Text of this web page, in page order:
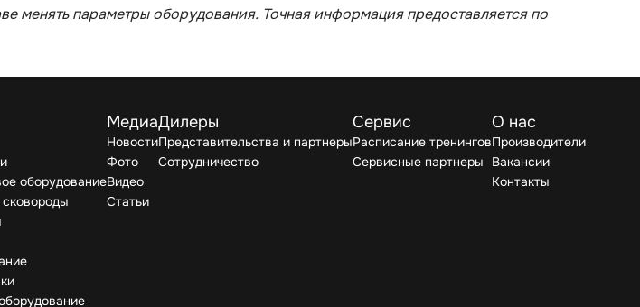
менять параметры оборудования. Точная информация предоставляется по
оборудование
Медиа
Новости
Фото
Видео
Статьи
Дилеры
Представительства и партнеры
Сотрудничество
Сервис
Расписание тренингов
Сервисные партнеры
О нас
Производители
Вакансии
Контакты